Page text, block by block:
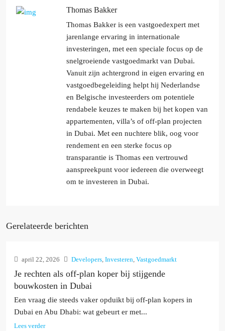
Thomas Bakker
Thomas Bakker is een vastgoedexpert met
jarenlange ervaring in internationale
investeringen, met een speciale focus op de
snelgroeiende vastgoedmarkt van Dubai.
Vanuit zijn achtergrond in eigen ervaring en
vastgoedbegeleiding helpt hij Nederlandse
en Belgische investeerders om potentiele
rendabele keuzes te maken bij het kopen van
appartementen, villa’s of off-plan projecten
in Dubai. Met een nuchtere blik, oog voor
rendement en een sterke focus op
transparantie is Thomas een vertrouwd
aanspreekpunt voor iedereen die overweegt
om te investeren in Dubai.
Gerelateerde berichten
april 22, 2026 Developers, Investeren, Vastgoedmarkt
Je rechten als off-plan koper bij stijgende
bouwkosten in Dubai
Een vraag die steeds vaker opduikt bij off-plan kopers in
Dubai en Abu Dhabi: wat gebeurt er met...
Lees verder